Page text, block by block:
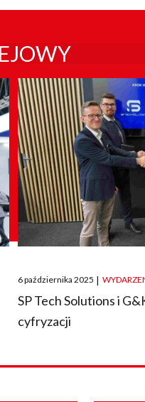
Posted
on
6 października 2025 |
SP Tech Solutions i
cyfryzacji